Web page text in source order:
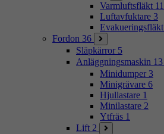
Varmluftsfläkt 11
Luftavfuktare 3
Evakueringsfläkt
Fordon 36
Släpkärror 5
Anläggningsmaskin 13
Minidumper 3
Minigrävare 6
Hjullastare 1
Minilastare 2
Ytfräs 1
Lift 2